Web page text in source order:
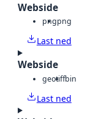
Webside
pngpng
Last ned
Webside
geotiffbin
Last ned